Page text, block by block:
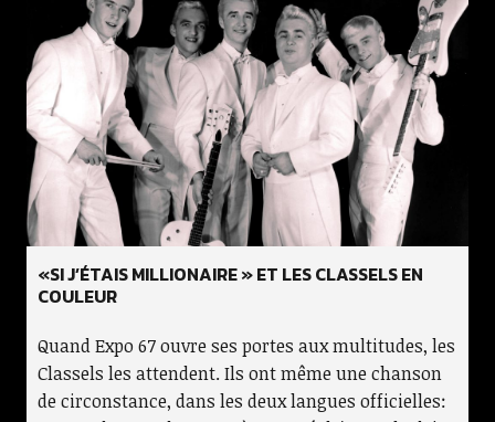
«SI J’ÉTAIS MILLIONAIRE » ET LES CLASSELS EN
COULEUR
Quand Expo 67 ouvre ses portes aux multitudes, les
Classels les attendent. Ils ont même une chanson
de circonstance, dans les deux langues officielles: